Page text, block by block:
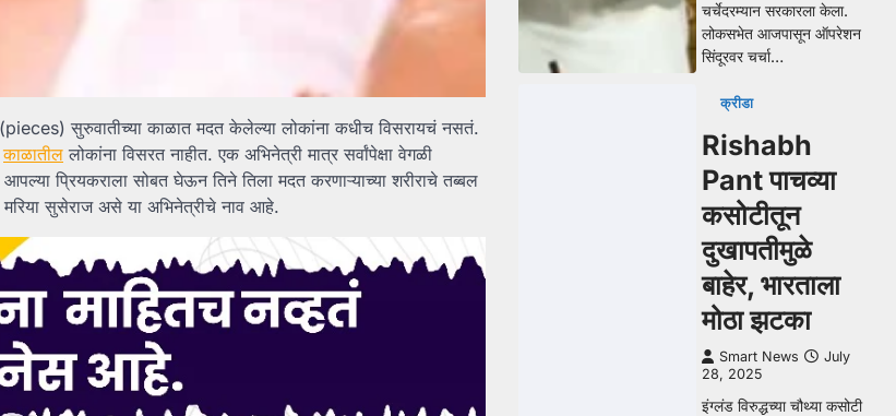
सुरुवातीच्या काळात मदत केलेल्या लोकांना कधीच विसरायचं नसतं.
काळातील लोकांना विसरत नाहीत. एक अभिनेत्री मात्र सर्वांपेक्षा वेगळी
प्रियकराला सोबत घेऊन तिने तिला मदत करणाऱ्याच्या शरीराचे तब्बल
सुसेराज असे या अभिनेत्रीचे नाव आहे.
चर्चेदरम्यान सरकारला केला.
लोकसभेत आजपासून ऑपरेशन
सिंदूरवर चर्चा…
क्रीडा
Rishabh
Pant पाचव्या
कसोटीतून
दुखापतीमुळे
बाहेर, भारताला
मोठा झटका
Smart News
July
28, 2025
इंग्लंड विरुद्धच्या चौथ्या कसोटी